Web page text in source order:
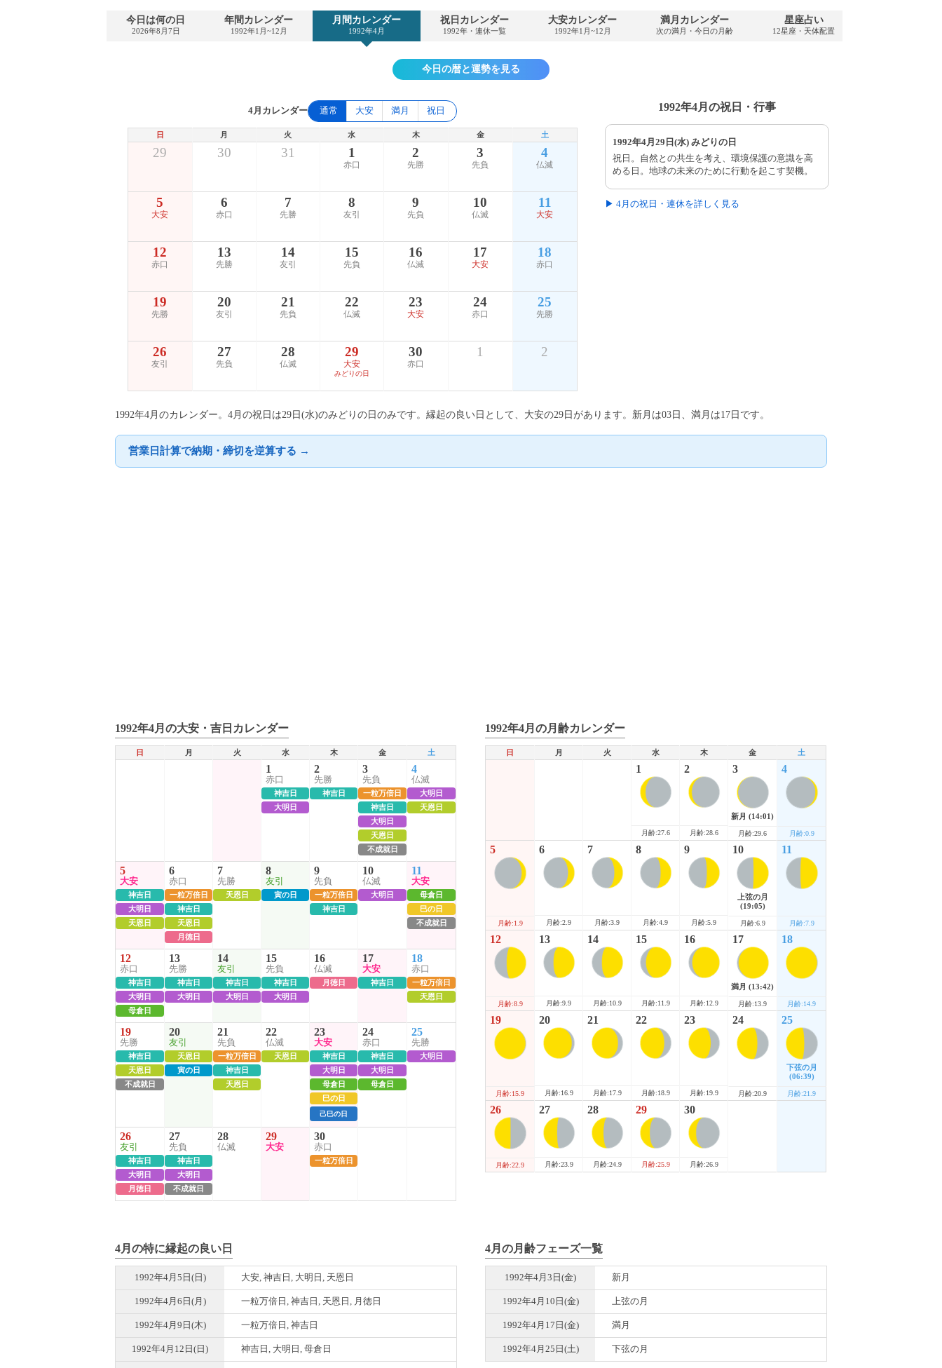
今日は何の日
2026年8月7日
年間カレンダー
1992年1月~12月
月間カレンダー
1992年4月
祝日カレンダー
1992年・連休一覧
大安カレンダー
1992年1月~12月
満月カレンダー
次の満月・今日の月齢
星座占い
12星座・天体配置
今日の暦と運勢を見る
4月カレンダー 通常 大安 満月 祝日
日 月 火 水 木 金 土
29 30 31 1
赤口
2
先勝
3
先負
4
仏滅
5
大安
6
赤口
7
先勝
8
友引
9
先負
10
仏滅
11
大安
12
赤口
13
先勝
14
友引
15
先負
16
仏滅
17
大安
18
赤口
19
先勝
20
友引
21
先負
22
仏滅
23
大安
24
赤口
25
先勝
26
友引
27
先負
28
仏滅
29
大安
みどりの日
30
赤口
1 2
1992年4月の祝日・行事
1992年4月29日(水) みどりの日
祝日。自然との共生を考え、環境保護の意識を高
める日。地球の未来のために行動を起こす契機。
▶ 4月の祝日・連休を詳しく見る
1992年4月のカレンダー。4月の祝日は29日(水)のみどりの日のみです。縁起の良い日として、大安の29日があります。新月は03日、満月は17日です。
営業日計算で納期・締切を逆算する →
1992年4月の大安・吉日カレンダー
日 月 火 水 木 金 土
1
赤口
神吉日
大明日
2
先勝
神吉日
3
先負
一粒万倍日
神吉日
大明日
天恩日
不成就日
4
仏滅
大明日
天恩日
5
大安
神吉日
大明日
天恩日
6
赤口
一粒万倍日
神吉日
天恩日
月徳日
7
先勝
天恩日
8
友引
寅の日
9
先負
一粒万倍日
神吉日
10
仏滅
大明日
11
大安
母倉日
巳の日
不成就日
12
赤口
神吉日
大明日
母倉日
13
先勝
神吉日
大明日
14
友引
神吉日
大明日
15
先負
神吉日
大明日
16
仏滅
月徳日
17
大安
神吉日
18
赤口
一粒万倍日
天恩日
19
先勝
神吉日
天恩日
不成就日
20
友引
天恩日
寅の日
21
先負
一粒万倍日
神吉日
天恩日
22
仏滅
天恩日
23
大安
神吉日
大明日
母倉日
巳の日
己巳の日
24
赤口
神吉日
大明日
母倉日
25
先勝
大明日
26
友引
神吉日
大明日
月徳日
27
先負
神吉日
大明日
不成就日
28
仏滅
29
大安
30
赤口
一粒万倍日
1992年4月の月齢カレンダー
日 月 火 水 木 金 土
1
月齢:27.6
2
月齢:28.6
3
新月(14:01)
月齢:29.6
4
月齢:0.9
5
月齢:1.9
6
月齢:2.9
7
月齢:3.9
8
月齢:4.9
9
月齢:5.9
10
上弦の月
(19:05)
月齢:6.9
11
月齢:7.9
12
月齢:8.9
13
月齢:9.9
14
月齢:10.9
15
月齢:11.9
16
月齢:12.9
17
満月(13:42)
月齢:13.9
18
月齢:14.9
19
月齢:15.9
20
月齢:16.9
21
月齢:17.9
22
月齢:18.9
23
月齢:19.9
24
月齢:20.9
25
下弦の月
(06:39)
月齢:21.9
26
月齢:22.9
27
月齢:23.9
28
月齢:24.9
29
月齢:25.9
30
月齢:26.9
4月の特に縁起の良い日
1992年4月5日(日) 大安, 神吉日, 大明日, 天恩日
1992年4月6日(月) 一粒万倍日, 神吉日, 天恩日, 月徳日
1992年4月9日(木) 一粒万倍日, 神吉日
1992年4月12日(日) 神吉日, 大明日, 母倉日
4月の月齢フェーズ一覧
1992年4月3日(金) 新月
1992年4月10日(金) 上弦の月
1992年4月17日(金) 満月
1992年4月25日(土) 下弦の月